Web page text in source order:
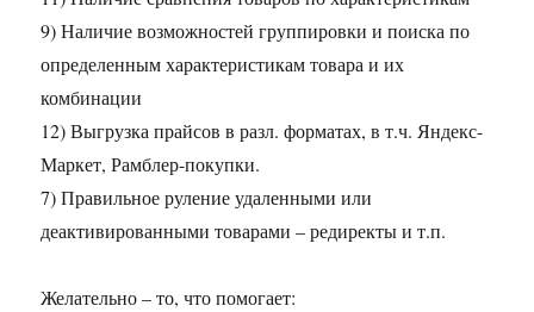
9) Наличие возможностей группировки и поиска по
определенным характеристикам товара и их
комбинации
12) Выгрузка прайсов в разл. форматах, в т.ч. Яндекс-
Маркет, Рамблер-покупки.
7) Правильное руление удаленными или
деактивированными товарами – редиректы и т.п.
Желательно – то, что помогает: